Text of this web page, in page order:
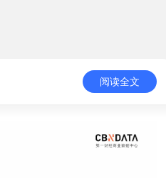
阅读全文